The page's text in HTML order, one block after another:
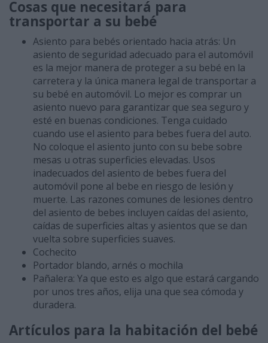
Cosas que necesitará para
transportar a su bebé
Asiento para bebés orientado hacia atrás: Un
asiento de seguridad adecuado para el automóvil
es la mejor manera de proteger a su bebé en la
carretera y la única manera legal de transportar a
su bebé en automóvil. Lo mejor es comprar un
asiento nuevo para garantizar que sea seguro y
esté en buenas condiciones. Tenga cuidado
cuando use el asiento para bebes fuera del auto.
No coloque el asiento junto con su bebe sobre
mesas u otras superficies elevadas. Usos
inadecuados del asiento de bebes fuera del
automóvil pone al bebe en riesgo de lesión y
muerte. Las razones comunes de lesiones dentro
del asiento de bebes incluyen caídas del asiento,
caídas de superficies altas y asientos que se dan
vuelta sobre superficies suaves.
Cochecito
Portador blando, arnés o mochila
Pañalera: Ya que esto es algo que estará cargando
por unos tres años, elija una que sea cómoda y
duradera.
Artículos para la habitación del bebé